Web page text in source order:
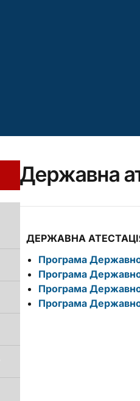
Державна
ДЕРЖАВНА
Програма
Програма
Програма
Програма